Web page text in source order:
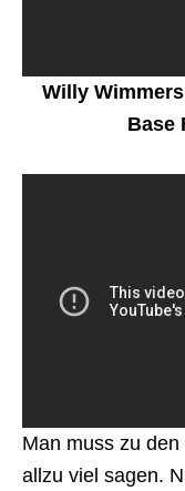
Willy
Base
Man muss zu
allzu viel sagen.